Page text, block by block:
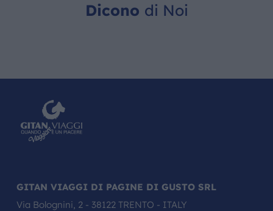
Dicono di Noi
GITAN VIAGGI DI PAGINE DI GUSTO SRL
Via Bolognini, 2 - 38122 TRENTO - ITALY